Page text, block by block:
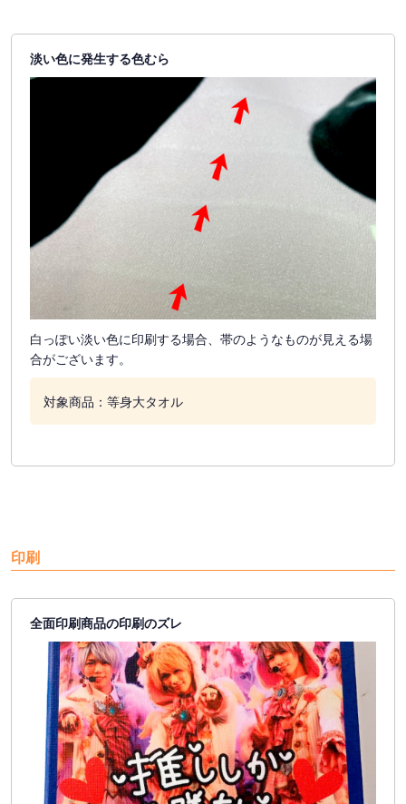
淡い色に発生する色むら
白っぽい淡い色に印刷する場合、帯のようなものが見える場
合がございます。
対象商品：等身大タオル
印刷
全面印刷商品の印刷のズレ